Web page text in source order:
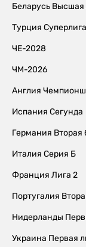
Беларусь Высшая
Турция Суперлига
ЧЕ-2028
ЧМ-2026
Англия
Испания Сегунда
Германия Вторая
Италия Серия Б
Франция Лига 2
Португалия
Нидерланды
Украина Первая